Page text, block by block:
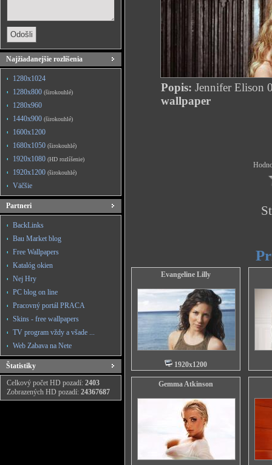
Najžiadanejšie rozlíšenia
1280x1024
1280x800 (širokouhlé)
1280x960
1440x900 (širokouhlé)
1600x1200
1680x1050 (širokouhlé)
1920x1080 (HD rozlíšenie)
1920x1200 (širokouhlé)
Väčšie
Partneri
BackLinks
Bau Market blog
Free Wallpapers
Katalóg okien
Nej Hry
PC blog on line
Pracovný portál PRACA
Skins - free wallpapers
TV program vždy a všade ...
Web Zabava na Nete
Štatistiky
Celkový počet HD pozadí: 2403
Zobrazených HD pozadí: 24367687
Popis: Jennifer Elison
wallpaper
Evangeline Lilly
1920x1200
Gemma Atkinson